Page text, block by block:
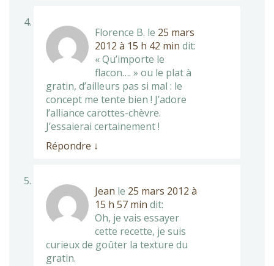
Florence B. le 25 mars
2012 à 15 h 42 min dit:
« Qu’importe le
flacon…. » ou le plat à
gratin, d’ailleurs pas si mal : le
concept me tente bien ! J’adore
l’alliance carottes-chèvre.
J’essaierai certainement !
Répondre ↓
Jean le 25 mars 2012 à
15 h 57 min dit:
Oh, je vais essayer
cette recette, je suis
curieux de goûter la texture du
gratin.